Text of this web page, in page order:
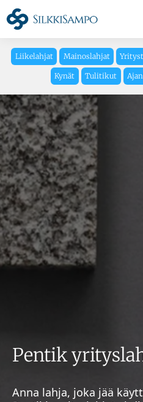
Liikelahjat Mainoslahjat
Kynät Tulitikut
Pentik
Anna lahja, joka jää